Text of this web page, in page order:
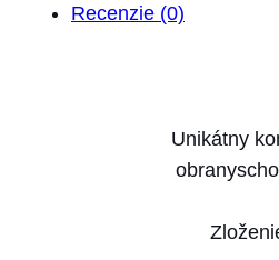
Recenzie (0)
Unikátny